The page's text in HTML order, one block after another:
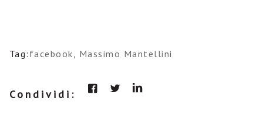
Tag: facebook, Massimo Mantellini
Condividi: